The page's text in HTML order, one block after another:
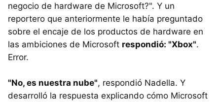
negocio de hardware de Microsoft?". Y un
reportero que anteriormente le había preguntado
sobre el encaje de los productos de hardware en
las ambiciones de Microsoft respondió: "Xbox".
Error.
"No, es nuestra nube", respondió Nadella. Y
desarrolló la respuesta explicando cómo Microsoft